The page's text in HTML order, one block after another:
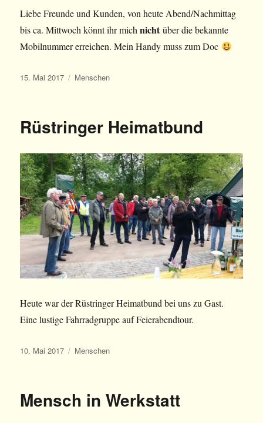
Liebe Freunde und Kunden, von heute Abend/Nachmittag
bis ca. Mittwoch könnt ihr michnichtüber die bekannte
Mobilnummer erreichen. Mein Handy muss zum Doc
Veröffentlicht
15. Mai 2017 Kategorien
Menschen
Rüstringer Heimatbund
Heute war der Rüstringer Heimatbund bei uns zu Gast.
Eine lustige Fahrradgruppe auf Feierabendtour.
Veröffentlicht
10. Mai 2017 Kategorien
Menschen
Mensch in Werkstatt